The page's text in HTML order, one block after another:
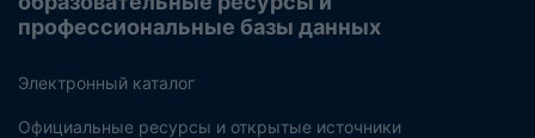
профессиональные базы данных
Электронный каталог
Официальные ресурсы и открытые источники